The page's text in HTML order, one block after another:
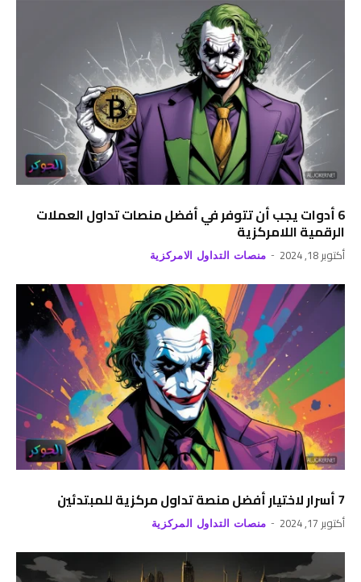
6 أدوات يجب أن تتوفر في أفضل منصات تداول العملات
الرقمية اللامركزية
أكتوبر 18, 2024 منصات التداول الامركزية
7 أسرار لاختيار أفضل منصة تداول مركزية للمبتدئين
أكتوبر 17, 2024 منصات التداول المركزية